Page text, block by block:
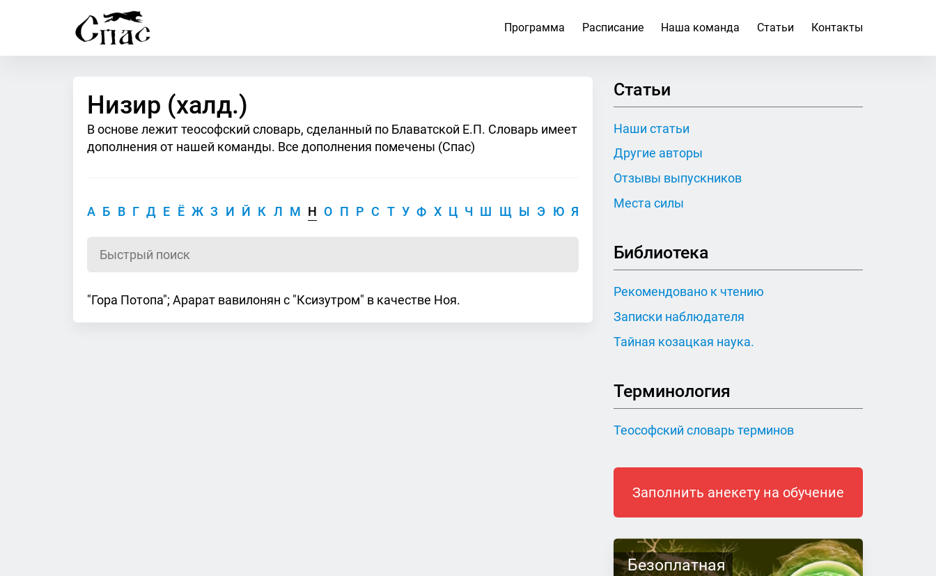
Программа Расписание Наша команда Статьи Контакты
Низир (халд.)
В основе лежит теософский словарь, сделанный по Блаватской Е.П. Словарь имеет
дополнения от нашей команды. Все дополнения помечены (Спас)
А Б В Г Д Е Ё Ж З И Й К Л М Н О П Р С Т У Ф Х Ц Ч Ш Щ Ы Э Ю Я
"Гора Потопа"; Арарат вавилонян с "Ксизутром" в качестве Ноя.
Статьи
Наши статьи
Другие авторы
Отзывы выпускников
Места силы
Библиотека
Рекомендовано к чтению
Записки наблюдателя
Тайная козацкая наука.
Терминология
Теософский словарь терминов
Заполнить анекету на обучение
Безоплатная